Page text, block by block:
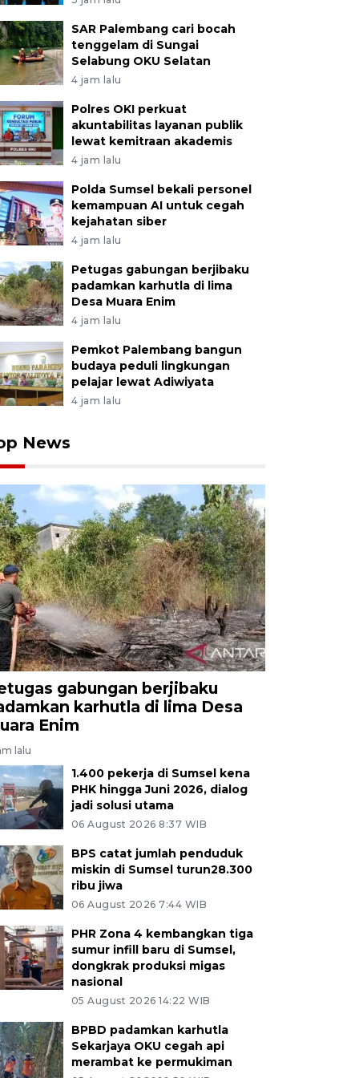
SAR Palembang cari bocah
tenggelam di Sungai
Selabung OKU Selatan
4 jam lalu
Polres OKI perkuat
akuntabilitas layanan publik
lewat kemitraan akademis
4 jam lalu
Polda Sumsel bekali personel
kemampuan AI untuk cegah
kejahatan siber
4 jam lalu
Petugas gabungan berjibaku
padamkan karhutla di lima
Desa Muara Enim
4 jam lalu
Pemkot Palembang bangun
budaya peduli lingkungan
pelajar lewat Adiwiyata
4 jam lalu
News
gabungan berjibaku
karhutla di lima Desa
Enim
lalu
1.400 pekerja di Sumsel kena
PHK hingga Juni 2026, dialog
jadi solusi utama
06 August 2026 8:37 WIB
BPS catat jumlah penduduk
miskin di Sumsel turun28.300
ribu jiwa
06 August 2026 7:44 WIB
PHR Zona 4 kembangkan tiga
sumur infill baru di Sumsel,
dongkrak produksi migas
nasional
05 August 2026 14:22 WIB
BPBD padamkan karhutla
Sekarjaya OKU cegah api
merambat ke permukiman